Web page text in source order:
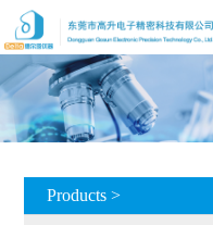
Products >